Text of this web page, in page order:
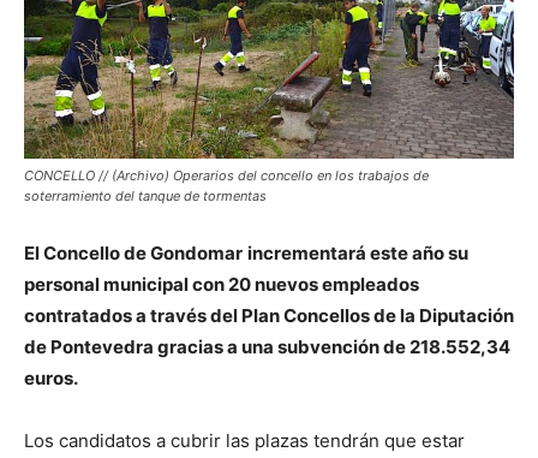
CONCELLO // (Archivo) Operarios del concello en los trabajos de
soterramiento del tanque de tormentas
El Concello de Gondomar incrementará este año su
personal municipal con 20 nuevos empleados
contratados a través del Plan Concellos de la Diputación
de Pontevedra gracias a una subvención de 218.552,34
euros.
Los candidatos a cubrir las plazas tendrán que estar